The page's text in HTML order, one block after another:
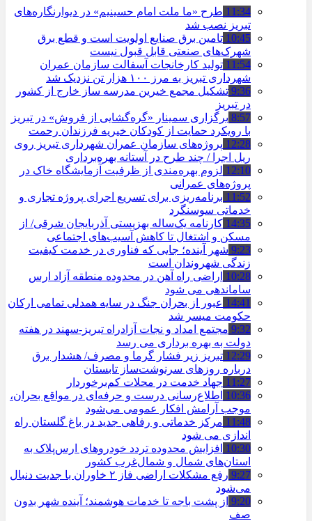
11:34 طرح «ما ملت امام حسینیم» در دیوارنگاره‌های
تبریز نصب شد
10:45 تامین برق صنایع اولویت است و قطع برق
شهرک‌های صنعتی قابل قبول نیست
11:54 تولید کارخانجات آسفالت سازمان عمران
شهرداری تبریز به مرز ۱۰۰ هزار تن نزدیک شد
9:36 تشکیل مجمع خیرین مدرسه ‌ساز خارج از کشور
در تبریز
8:57 برگزاری سمینار «گره‌گشایی از فروش» در تبریز
با رویکرد حمایت از کودکان خیریه فرزندان رحمت
12:28 پروژه‌های سازمان عمران شهرداری تبریز روی
ریل اجرا / چند طرح در آستانه بهره‌برداری
12:10 لزوم بهره‌مندی از ظرفیت آزمایشگاه خاک در
پروژه‌های عمرانی
11:52 برنامه‌ریزی برای تسریع اجرای پروژه تجاری و
خدماتی سوسنگرد
14:35 کارنامه یک‌ساله بهزیستی آذربایجان شرقی/ از
مسکن و اشتغال تا کاهش آسیب‌های اجتماعی
9:23 شهر آینده؛ جایی که فناوری در خدمت کیفیت
زندگی شهروندان است
10:28 اراضی راه آهن در محدوده منطقه آزاد ارس
ساماندهی می شود
14:41 عبور از بحران جنگ در سایه همدلی تمامی ارکان
حکومت میسر شد
9:32 مجتمع امداد و نجات آزادراه تبریز-سهند در هفته
دولت به بهره ‌برداری می‌ رسد
12:29 تبریز زیر فشار گرما و مصرف/ هشدار برق
درباره روزهای سرنوشت‌ساز تابستان
11:27 جهاد خدمت در محلات کم‌برخوردار
10:36 اطلاع‌رسانی درست و حرفه‌ای در مواقع بحران،
موجب آرامش افکار عمومی می‌شود
11:48 مرکز خدماتی و رفاهی جدید در باغ گلستان راه
اندازی می شود
10:30 افزایش محدوده تردد خودروهای ارس‌پلاک به
استان‌های شمال و شمال‌غرب کشور
9:27
رفع مشکلات اراضی فاز ۲ خاوران با جدیت دنبال
می‌شود
9:20 از پشت باجه تا خدمات هوشمند؛ آینده شهر بدون
صف